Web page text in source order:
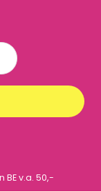
BE v.a. 50,-